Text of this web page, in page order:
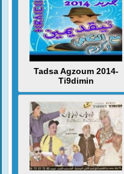
Tadsa Agzoum 2014-
Ti9dimin